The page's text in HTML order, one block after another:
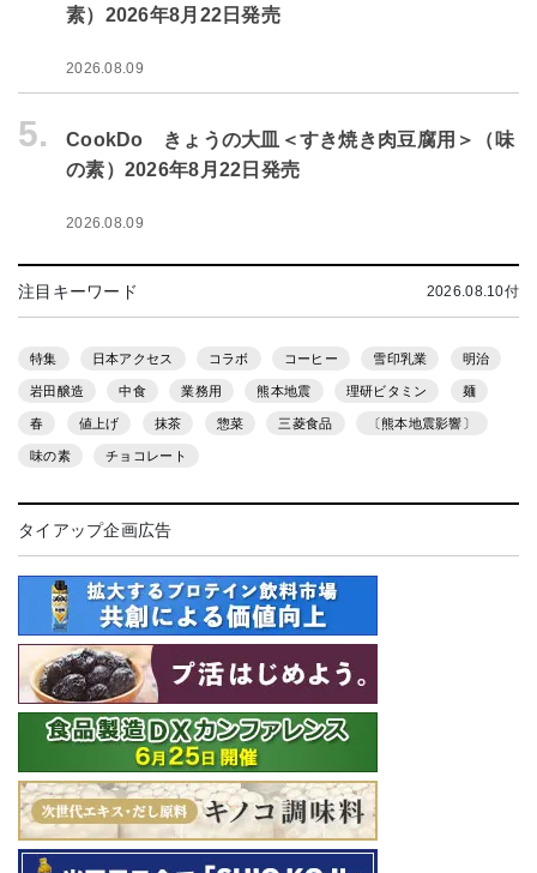
素）2026年8月22日発売
2026.08.09
5.
CookDo きょうの大皿＜すき焼き肉豆腐用＞（味
の素）2026年8月22日発売
2026.08.09
注目キーワード 2026.08.10付
特集 日本アクセス コラボ コーヒー 雪印乳業 明治
岩田醸造 中食 業務用 熊本地震 理研ビタミン 麺
春 値上げ 抹茶 惣菜 三菱食品 〔熊本地震影響〕
味の素 チョコレート
タイアップ企画広告